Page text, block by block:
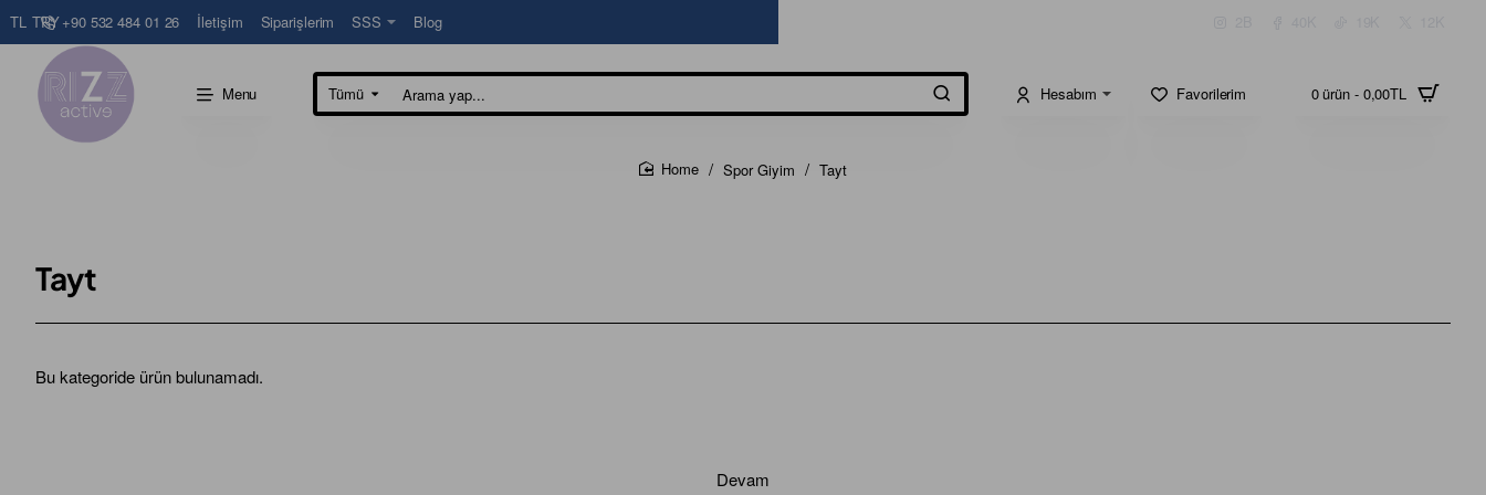
+90 532 484 01 26 İletişim Siparişlerim SSS Blog
TL TRY
Menu Tümü
Arama
yap...
Hesabım Favorilerim 0 ürün - 0,00TL
Spor Giyim Tayt
Tayt
Bu kategoride ürün bulunamadı.
Devam